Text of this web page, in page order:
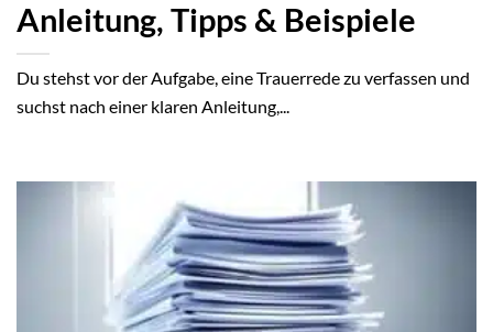
Anleitung, Tipps & Beispiele
Du stehst vor der Aufgabe, eine Trauerrede zu verfassen und
suchst nach einer klaren Anleitung,...